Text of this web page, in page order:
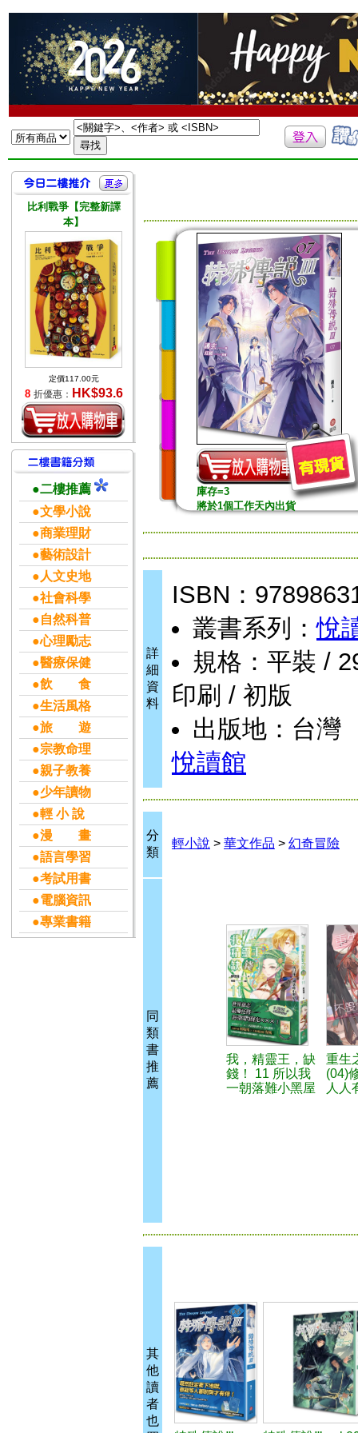
比利戰爭【完整新譯
本】
定價117.00元
8 折優惠： HK$93.6
●二樓推薦
●文學小說
●商業理財
●藝術設計
●人文史地
●社會科學
●自然科普
●心理勵志
●醫療保健
●飲 食
●生活風格
●旅 遊
●宗教命理
●親子教養
●少年讀物
●輕 小 說
●漫 畫
●語言學習
●考試用書
●電腦資訊
●專業書籍
庫存=3
將於1個工作天內出貨
詳
細
資
料
ISBN：
叢書系列：悅
規格：平裝 /
印刷 / 初版
出版地：台灣
悅讀館
分
類
輕小說 > 華文作品 > 幻奇冒險
同
類
書
推
薦
我，精靈王，缺
錢！ 11 所以我
一朝落難小黑屋
重生
(04)
人人
其
他
讀
者
也